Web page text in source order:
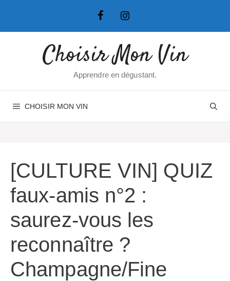
Choisir Mon Vin
Apprendre en dégustant.
CHOISIR MON VIN
[CULTURE VIN] QUIZ
faux-amis n°2 :
saurez-vous les
reconnaître ?
Champagne/Fine